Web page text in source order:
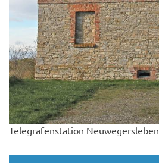
Telegrafenstation Neuwegersleben